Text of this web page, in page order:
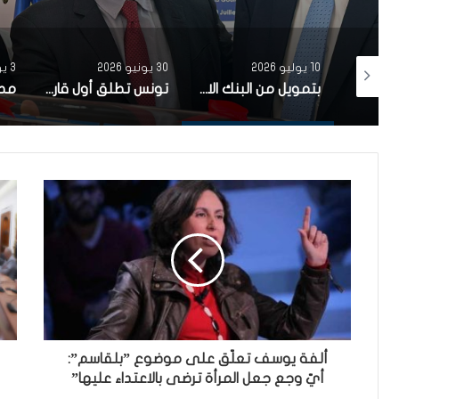
30 يونيو 2026
تونس تطلق أول قارب صيد كهربائي يعمل بالطاقة الشمسية في المتوسط
3 يونيو 2026
مصحة معهد البصر والشبكية بالبحيرة 1 تقوم باجراء اكثر من 50 عملية جراحية لازالة الماء الابيض مجانا لفائدة عدد من اهالي قفصة
19 مايو 2026
ألفة يوسف تعلّق على موضوع ”بلقاسم”:
أيّ وجع جعل المرأة ترضى بالاعتداء عليها”